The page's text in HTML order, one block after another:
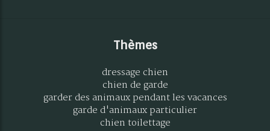
Thèmes
dressage chien
chien de garde
garder des animaux pendant les vacances
garde d'animaux particulier
chien toilettage